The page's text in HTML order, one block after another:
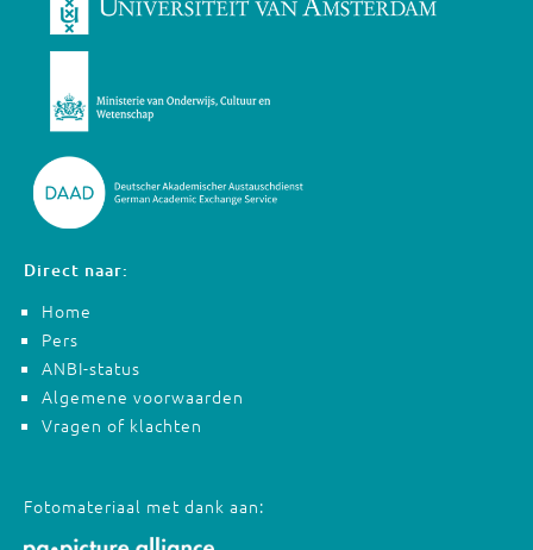
Direct naar:
Home
Pers
ANBI-status
Algemene voorwaarden
Vragen of klachten
Fotomateriaal met dank aan: